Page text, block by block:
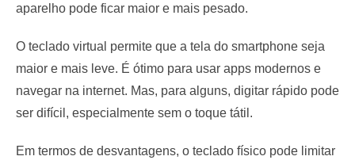
aparelho pode ficar maior e mais pesado.
O teclado virtual permite que a tela do smartphone seja
maior e mais leve. É ótimo para usar apps modernos e
navegar na internet. Mas, para alguns, digitar rápido pode
ser difícil, especialmente sem o toque tátil.
Em termos de desvantagens, o teclado físico pode limitar